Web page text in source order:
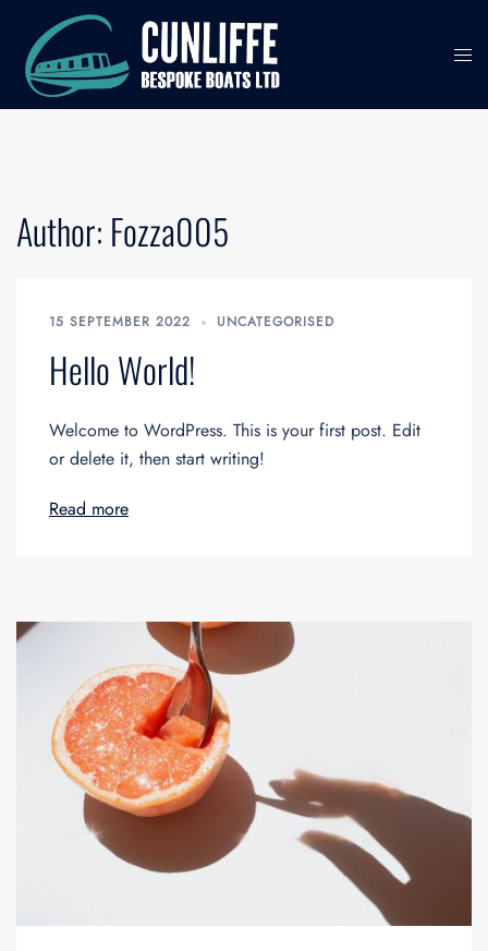
content
Author: Fozza005
15 SEPTEMBER 2022 UNCATEGORISED
Hello World!
Welcome to WordPress. This is your first post. Edit
or delete it, then start writing!
Read more